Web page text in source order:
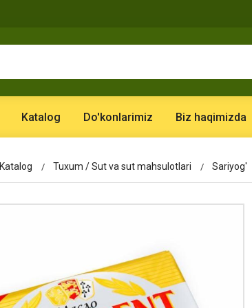
Katalog Do'konlarimiz Biz haqimizda
Katalog Tuxum / Sut va sut mahsulotlari Sariyog'